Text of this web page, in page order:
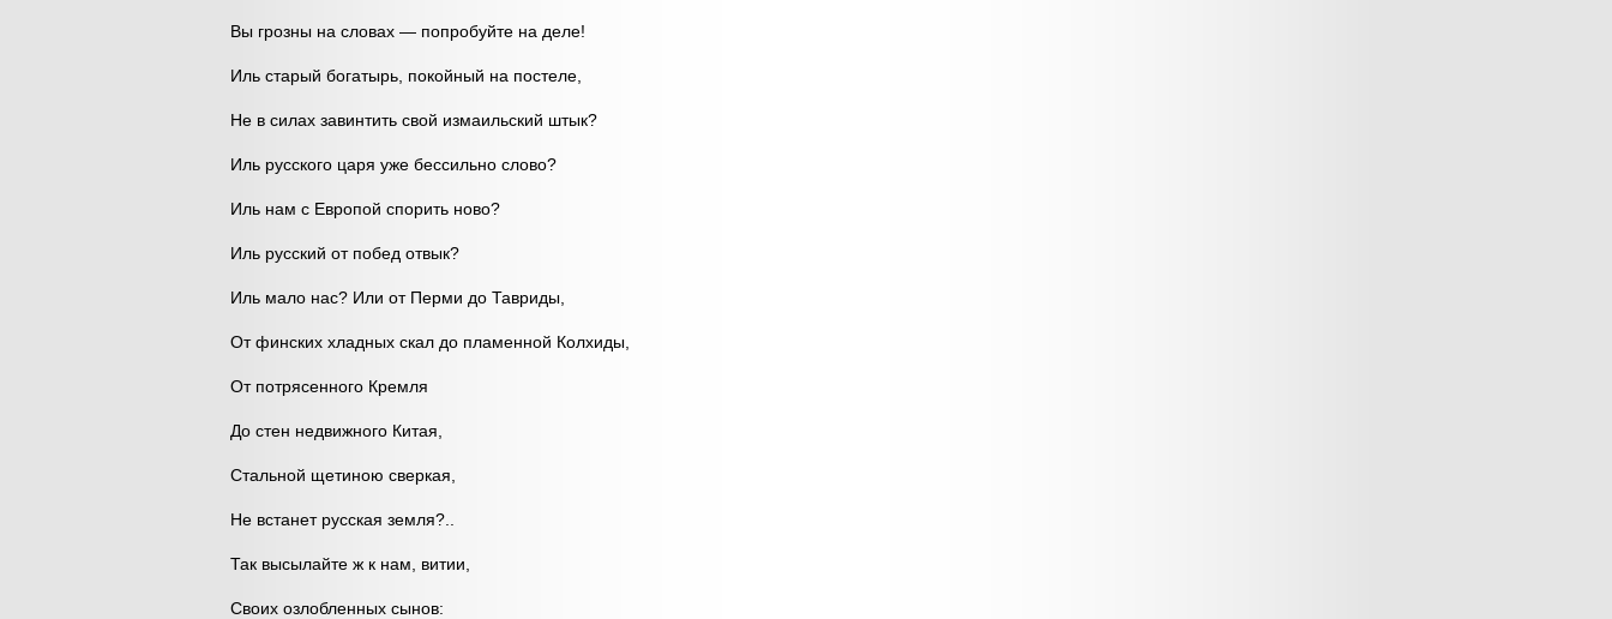
Вы грозны на словах — попробуйте на деле!
Иль старый богатырь, покойный на постеле,
Не в силах завинтить свой измаильский штык?
Иль русского царя уже бессильно слово?
Иль нам с Европой спорить ново?
Иль русский от побед отвык?
Иль мало нас? Или от Перми до Тавриды,
От финских хладных скал до пламенной Колхиды,
От потрясенного Кремля
До стен недвижного Китая,
Стальной щетиною сверкая,
Не встанет русская земля?..
Так высылайте ж к нам, витии,
Своих озлобленных сынов: